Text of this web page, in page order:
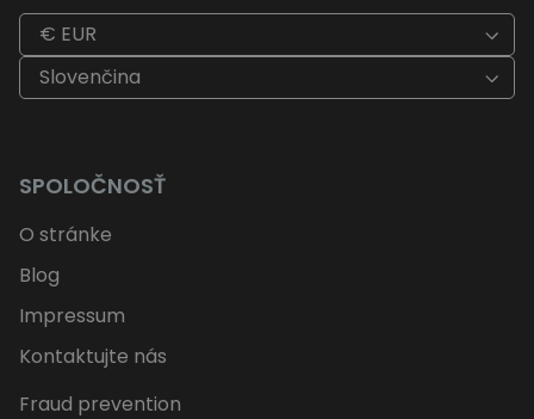
€ EUR
Slovenčina
SPOLOČNOSŤ
O stránke
Blog
Impressum
Kontaktujte nás
Fraud prevention